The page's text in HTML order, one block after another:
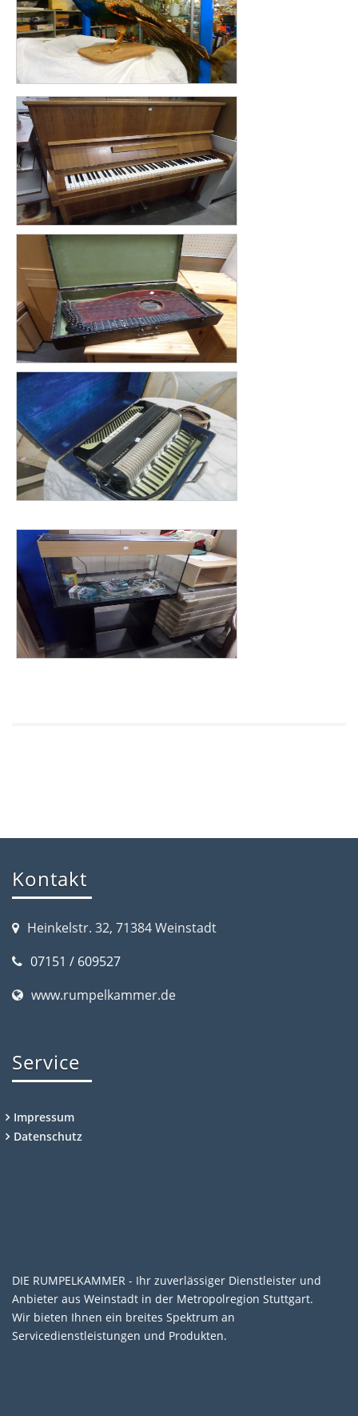
Kontakt
Heinkelstr. 32, 71384 Weinstadt
07151 / 609527
www.rumpelkammer.de
Service
Impressum
Datenschutz
DIE RUMPELKAMMER - Ihr zuverlässiger Dienstleister und
Anbieter aus Weinstadt in der Metropolregion Stuttgart.
Wir bieten Ihnen ein breites Spektrum an
Servicedienstleistungen und Produkten.